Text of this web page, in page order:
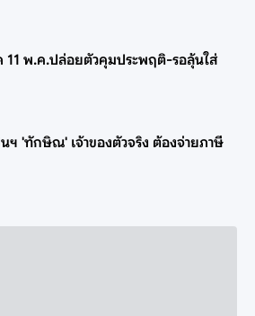
พ.ค.ปล่อยตัวคุมประพฤติ-รอลุ้นใส่
ฯ 'ทักษิณ' เจ้าของตัวจริง ต้องจ่ายภาษี